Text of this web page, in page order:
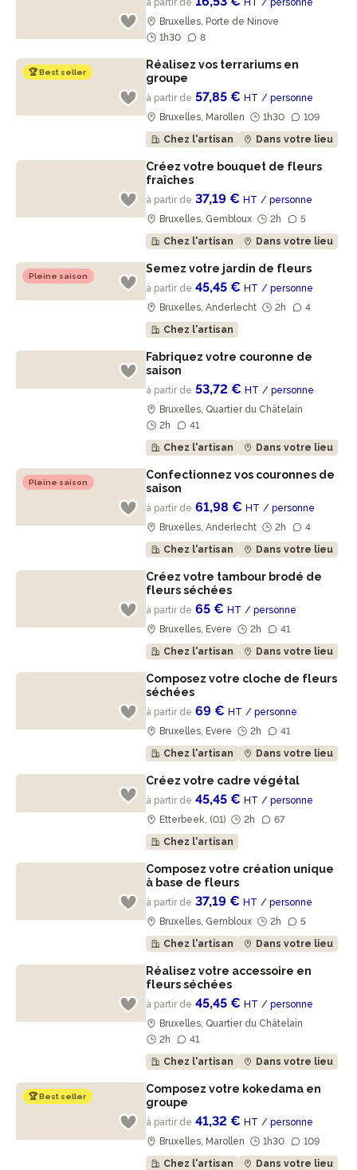
à partir de HT
/ personne
Bruxelles, Porte de Ninove
1h30
8
🏆 Best seller
Réalisez vos terrariums en
groupe
à partir de 57,85 €HT / personne
Bruxelles, Marollen
1h30
109
Chez l'artisan
Dans votre lieu
Créez votre bouquet de fleurs
fraîches
à partir de 37,19 €HT / personne
Bruxelles, Gembloux
2h
5
Chez l'artisan
Dans votre lieu
Pleine saison
Semez votre jardin de fleurs
à partir de 45,45 €HT / personne
Bruxelles, Anderlecht
2h
4
Chez l'artisan
Fabriquez votre couronne de
saison
à partir de 53,72 €HT / personne
Bruxelles, Quartier du Châtelain
2h
41
Chez l'artisan
Dans votre lieu
Pleine saison
Confectionnez vos couronnes de
saison
à partir de 61,98 €HT / personne
Bruxelles, Anderlecht
2h
4
Chez l'artisan
Dans votre lieu
Créez votre tambour brodé de
fleurs séchées
à partir de 65 €HT / personne
Bruxelles, Evere
2h
41
Chez l'artisan
Dans votre lieu
Composez votre cloche de fleurs
séchées
à partir de 69 €HT / personne
Bruxelles, Evere
2h
41
Chez l'artisan
Dans votre lieu
Créez votre cadre végétal
à partir de 45,45 €HT / personne
Etterbeek, (01)
2h
67
Chez l'artisan
Composez votre création unique
à base de fleurs
à partir de 37,19 €HT / personne
Bruxelles, Gembloux
2h
5
Chez l'artisan
Dans votre lieu
Réalisez votre accessoire en
fleurs séchées
à partir de 45,45 €HT / personne
Bruxelles, Quartier du Châtelain
2h
41
Chez l'artisan
Dans votre lieu
🏆 Best seller
Composez votre kokedama en
groupe
à partir de 41,32 €HT / personne
Bruxelles, Marollen
1h30
109
Chez l'artisan
Dans votre lieu